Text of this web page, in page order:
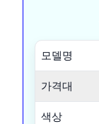
모델명
가격대
색상